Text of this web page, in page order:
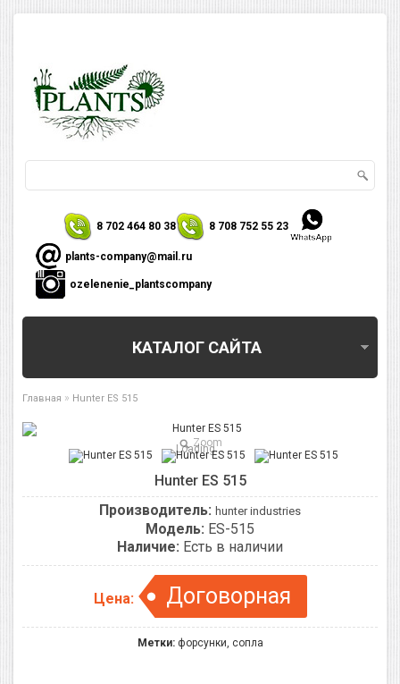
8 702 464 80 38 8 708 752 55 23
plants-company@mail.ru
ozelenenie_plantscompany
КАТАЛОГ САЙТА
Главная » Hunter ES 515
Zoom
Loading...
Hunter ES 515
Производитель: hunter industries
Модель: ES-515
Наличие: Есть в наличии
Цена: Договорная
Метки: форсунки, сопла